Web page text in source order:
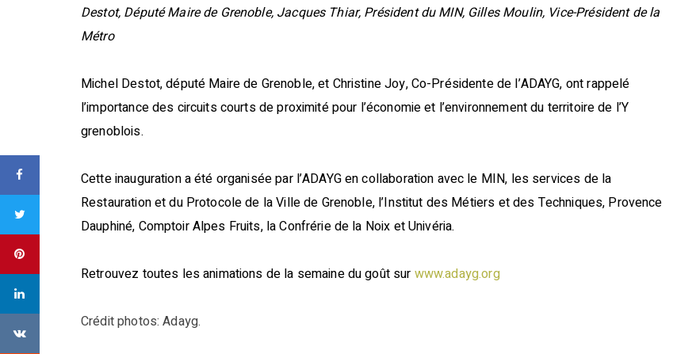
Destot, Député Maire de Grenoble, Jacques Thiar, Président du MIN, Gilles Moulin, Vice-Président de la
Métro
Michel Destot, député Maire de Grenoble, et Christine Joy, Co-Présidente de l’ADAYG, ont rappelé
l’importance des circuits courts de proximité pour l’économie et l’environnement du territoire de l’Y
grenoblois.
Cette inauguration a été organisée par l’ADAYG en collaboration avec le MIN, les services de la
Restauration et du Protocole de la Ville de Grenoble, l’Institut des Métiers et des Techniques, Provence
Dauphiné, Comptoir Alpes Fruits, la Confrérie de la Noix et Univéria.
Retrouvez toutes les animations de la semaine du goût sur www.adayg.org
Crédit photos: Adayg.